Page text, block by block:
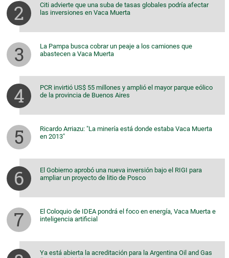
Citi advierte que una suba de tasas globales podría afectar
las inversiones en Vaca Muerta
La Pampa busca cobrar un peaje a los camiones que
abastecen a Vaca Muerta
PCR invirtió US$ 55 millones y amplió el mayor parque eólico
de la provincia de Buenos Aires
Ricardo Arriazu: "La minería está donde estaba Vaca Muerta
en 2013"
El Gobierno aprobó una nueva inversión bajo el RIGI para
ampliar un proyecto de litio de Posco
El Coloquio de IDEA pondrá el foco en energía, Vaca Muerta e
inteligencia artificial
Ya está abierta la acreditación para la Argentina Oil and Gas